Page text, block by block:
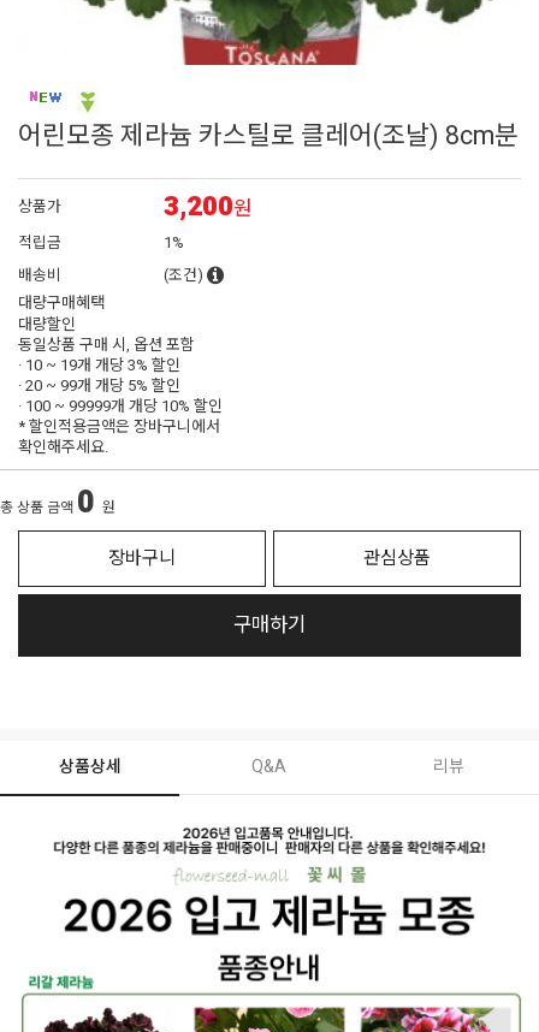
어린모종 제라늄 카스틸로 클레어(조날) 8cm분
상품가 3,200원
적립금
1%
배송비
(조건)
대량구매혜택
대량할인
동일상품 구매 시, 옵션 포함
· 10 ~ 19개 개당3% 할인
· 20 ~ 99개 개당 5% 할인
· 100 ~ 99999개 개당 10% 할인
* 할인적용금액은 장바구니에서
확인해주세요.
총 상품 금액 0 원
장바구니 관심상품
구매하기
상품상세 Q&A 리뷰